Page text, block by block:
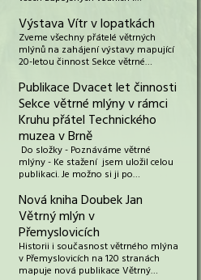
Výstava Vítr v lopatkách
Zveme všechny přátelé větrných
mlýnů na zahájení výstavy mapující
20-letou činnost Sekce větrné…
Publikace Dvacet let činnosti
Sekce větrné mlýny v rámci
Kruhu přátel Technického
muzea v Brně
Do složky - Poznáváme větrné
mlýny - Ke stažení jsem uložil celou
publikaci. Je možno si ji po…
Nová kniha Doubek Jan
Větrný mlýn v
Přemyslovicích
Historii i současnost větrného mlýna
v Přemyslovicích na 120 stranách
mapuje nová publikace Větrný…